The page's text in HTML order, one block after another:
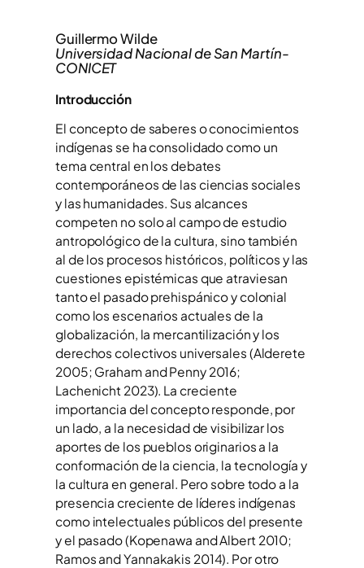
Guillermo Wilde
Universidad Nacional de San Martín-
CONICET
Introducción
El concepto de saberes o conocimientos
indígenas se ha consolidado como un
tema central en los debates
contemporáneos de las ciencias sociales
y las humanidades. Sus alcances
competen no solo al campo de estudio
antropológico de la cultura, sino también
al de los procesos históricos, políticos y las
cuestiones epistémicas que atraviesan
tanto el pasado prehispánico y colonial
como los escenarios actuales de la
globalización, la mercantilización y los
derechos colectivos universales (Alderete
2005; Graham and Penny 2016;
Lachenicht 2023). La creciente
importancia del concepto responde, por
un lado, a la necesidad de visibilizar los
aportes de los pueblos originarios a la
conformación de la ciencia, la tecnología y
la cultura en general. Pero sobre todo a la
presencia creciente de líderes indígenas
como intelectuales públicos del presente
y el pasado (Kopenawa and Albert 2010;
Ramos and Yannakakis 2014). Por otro